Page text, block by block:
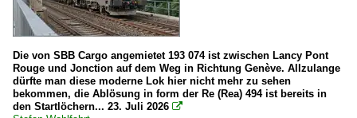
Ulmer Eisenbahnfreunde ·UEF·
Wutachtalbahn e.V. ·WTB·
Personenwagen
TEE- und Rheingold-Wagen
Die von SBB Cargo angemietet 193 074 ist zwischen Lancy Pont
Rouge und Jonction auf dem Weg in Richtung Genève. Allzulange
dürfte man diese moderne Lok hier nicht mehr zu sehen
bekommen, die Ablösung in form der Re (Rea) 494 ist bereits in
den Startlöchern... 23. Juli 2026 